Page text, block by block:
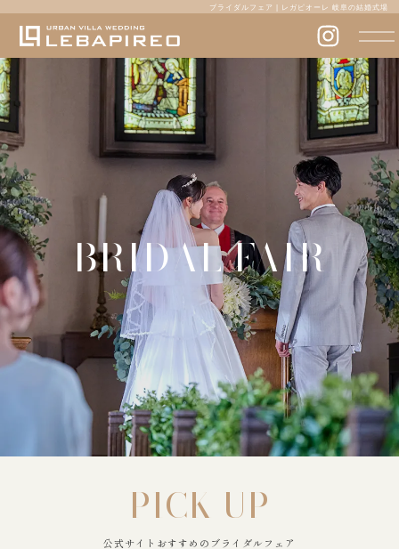
ブライダルフェア | レガピオーレ 岐阜の結婚式場
BRIDAL FAIR
PICK UP
公式サイトおすすめのブライダルフェア